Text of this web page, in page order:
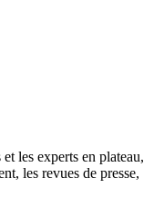
les experts en plateau,
les revues de presse,